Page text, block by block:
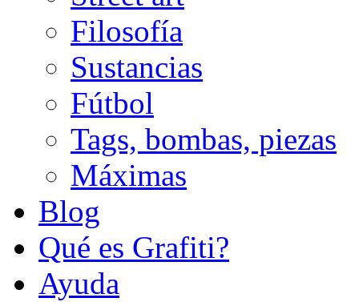
Filosofía
Sustancias
Fútbol
Tags, bombas, piezas
Máximas
Blog
Qué es Grafiti?
Ayuda